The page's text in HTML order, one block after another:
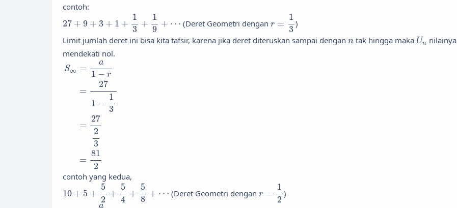
contoh:
27 + 9 + 3 + 1 +
1
3
+
1
9
+ ⋯
27+9+3 9+
(Deret Geometri denganr =
1
3
3
)
Limit jumlah deret ini bisa kita tafsir, karena jika deret diteruskan sampai dengan n
n tak hingga maka Un
Un nilainya
mendekati nol.
S∞ =
a
1 − r
=
27
1 −
1
3
=
27
2
3
=
81
2
S∞=a1−r=27
contoh yang kedua,
10 + 5 +
5
2
+
5
4
+
5
8
+ ⋯
10+5+ 52+5 4+58+ ⋯
(Deret Geometri denganr =
1
2
2
)
a
r= 1− =10